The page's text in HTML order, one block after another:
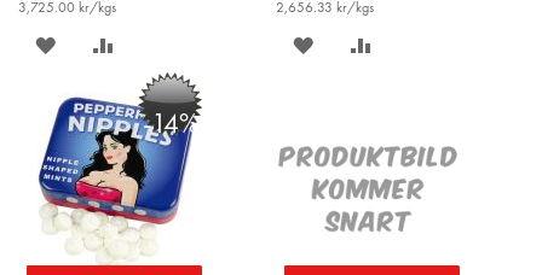
3,725.00 kr/kgs
SPARA
ÖNSKELISTAN
JÄMFÖR
2,656.33 kr/kgs
SPARA
-14%